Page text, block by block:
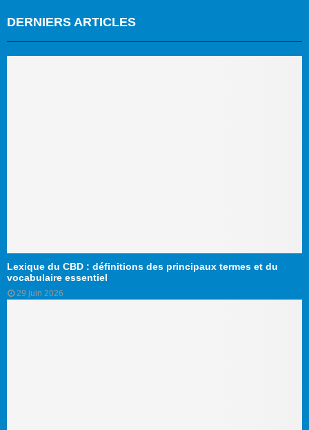
DERNIERS ARTICLES
Lexique du CBD : définitions des principaux termes et du
vocabulaire essentiel
29 juin 2026